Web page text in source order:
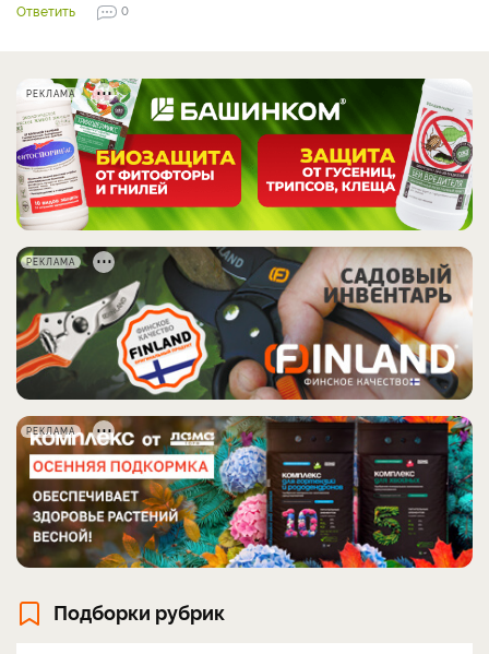
Ответить
0
РЕКЛАМА
РЕКЛАМА
РЕКЛАМА
Подборки рубрик